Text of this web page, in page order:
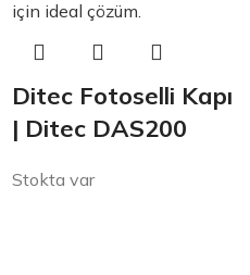
Ditec Fotoselli Kapı
| Ditec DAS200
Stokta var